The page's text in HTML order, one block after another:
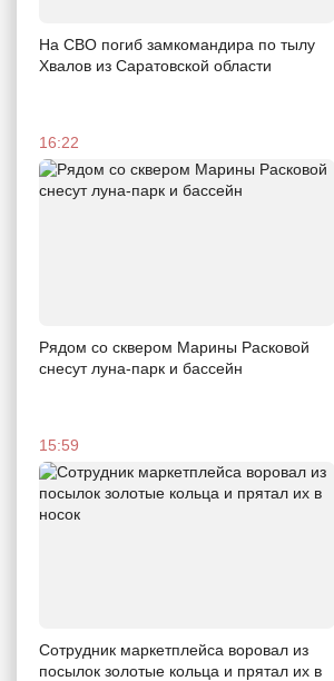
На СВО погиб замкомандира по тылу
Хвалов из Саратовской области
16:22
Рядом со сквером Марины Расковой
снесут луна-парк и бассейн
15:59
Сотрудник маркетплейса воровал из
посылок золотые кольца и прятал их в